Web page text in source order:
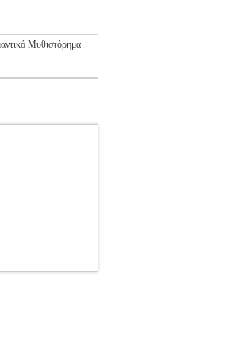
Μυθιστόρημα
BELL Μετάφραση:
καλά εδώ και
ευκαιρία να
δεν μπορεί να
το ζευγάρι